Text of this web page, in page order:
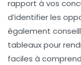
rapport à vos
d’identifier les
également
tableaux pour
faciles à